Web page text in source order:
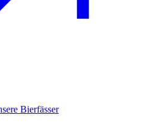
Bierfässer